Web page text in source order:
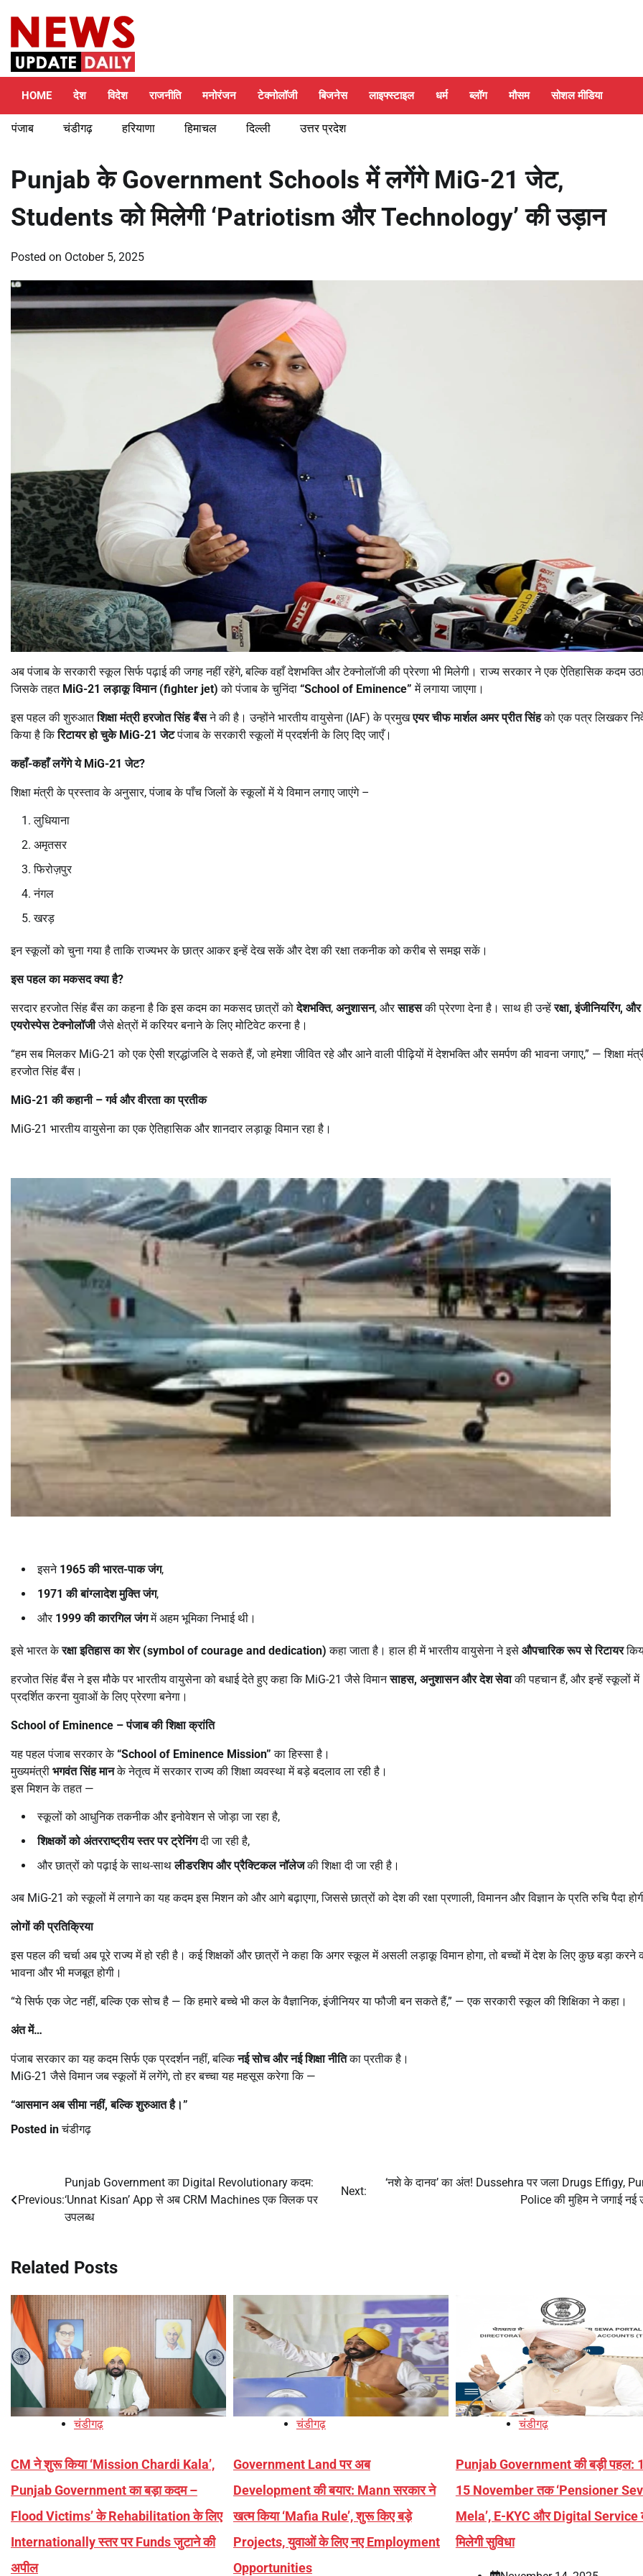
content
HOME देश विदेश राजनीति मनोरंजन टेक्नोलॉजी बिजनेस लाइफ्स्टाइल धर्म ब्लॉग मौसम सोशल मीडिया
पंजाब चंडीगढ़ हरियाणा हिमाचल दिल्ली उत्तर प्रदेश
Punjab के Government Schools में लगेंगे MiG-21 जेट,
Students को मिलेगी ‘Patriotism और Technology’ की उड़ान
Posted on October 5, 2025
अब पंजाब के सरकारी स्कूल सिर्फ पढ़ाई की जगह नहीं रहेंगे, बल्कि वहाँ देशभक्ति और टेक्नोलॉजी की प्रेरणा भी मिलेगी। राज्य सरकार ने एक ऐतिहासिक कदम
जिसके तहत MiG-21लड़ाकू विमान (fighter jet) को पंजाब के चुनिंदा “School of Eminence” में लगाया जाएगा।
इस पहल की शुरुआतशिक्षा मंत्री हरजोत सिंह बैंसने की है। उन्होंने भारतीय वायुसेना (IAF) के प्रमुखएयर चीफ मार्शल अमर प्रीत सिंहको एक पत्र लिखकर
किया है किरिटायर हो चुके MiG-21जेटपंजाब के सरकारी स्कूलों में प्रदर्शनी के लिए दिए जाएँ।
कहाँ-कहाँ लगेंगे ये MiG-21जेट?
शिक्षा मंत्री के प्रस्ताव के अनुसार, पंजाब के पाँच जिलों के स्कूलों में ये विमान लगाए जाएंगे –
लुधियाना
अमृतसर
फिरोज़पुर
नंगल
खरड़
इन स्कूलों को चुना गया है ताकि राज्यभर के छात्र आकर इन्हें देख सकें और देश की रक्षा तकनीक को करीब से समझ सकें।
इस पहल का मकसद क्या है?
सरदार हरजोत सिंह बैंस का कहना है कि इस कदम का मकसद छात्रों कोदेशभक्ति, अनुशासन, औरसाहसकी प्रेरणा देना है। साथ ही उन्हेंरक्षा,इंजीनियरिंग, और
एयरोस्पेस टेक्नोलॉजीजैसे क्षेत्रों में करियर बनाने के लिए मोटिवेट करना है।
“हम सब मिलकर MiG-21 को एक ऐसी श्रद्धांजलि दे सकते हैं, जो हमेशा जीवित रहे और आने वाली पीढ़ियों में देशभक्ति और समर्पण की भावना जगाए,” — शिक्षा
हरजोत सिंह बैंस।
MiG-21की कहानी –गर्व और वीरता का प्रतीक
MiG-21 भारतीय वायुसेना का एक ऐतिहासिक और शानदार लड़ाकू विमान रहा है।
इसने 1965की भारत-पाक जंग,
1971की बांग्लादेश मुक्ति जंग,
और 1999की कारगिल जंगमें अहम भूमिका निभाई थी।
इसे भारत केरक्षा इतिहास का शेर (symbol of courage and dedication) कहा जाता है। हाल ही में भारतीय वायुसेना ने इसे औपचारिक रूप से रिटायर
हरजोत सिंह बैंस ने इस मौके पर भारतीय वायुसेना को बधाई देते हुए कहा कि MiG-21 जैसे विमानसाहस, अनुशासन और देश सेवाकी पहचान हैं, और इन्हें स्कूलों में
प्रदर्शित करना युवाओं के लिए प्रेरणा बनेगा।
School of Eminence –पंजाब की शिक्षा क्रांति
यह पहल पंजाब सरकार के“School of Eminence Mission” का हिस्सा है।
मुख्यमंत्री भगवंत सिंह मानके नेतृत्व में सरकार राज्य की शिक्षा व्यवस्था में बड़े बदलाव ला रही है।
इस मिशन के तहत —
स्कूलों को आधुनिक तकनीक और इनोवेशन से जोड़ा जा रहा है,
शिक्षकों को अंतरराष्ट्रीय स्तर पर ट्रेनिंगदी जा रही है,
और छात्रों को पढ़ाई के साथ-साथलीडरशिप और प्रैक्टिकल नॉलेजकी शिक्षा दी जा रही है।
अब MiG-21 को स्कूलों में लगाने का यह कदम इस मिशन को और आगे बढ़ाएगा, जिससे छात्रों को देश की रक्षा प्रणाली, विमानन और विज्ञान के प्रति रुचि पैदा
लोगों की प्रतिक्रिया
इस पहल की चर्चा अब पूरे राज्य में हो रही है। कई शिक्षकों और छात्रों ने कहा कि अगर स्कूल में असली लड़ाकू विमान होगा, तो बच्चों में देश के लिए कुछ बड़ा करने
भावना और भी मजबूत होगी।
“ये सिर्फ एक जेट नहीं, बल्कि एक सोच है — कि हमारे बच्चे भी कल के वैज्ञानिक, इंजीनियर या फौजी बन सकते हैं,” — एक सरकारी स्कूल की शिक्षिका ने कहा।
अंत में…
पंजाब सरकार का यह कदम सिर्फ एक प्रदर्शन नहीं, बल्किनई सोच और नई शिक्षा नीतिका प्रतीक है।
MiG-21 जैसे विमान जब स्कूलों में लगेंगे, तो हर बच्चा यह महसूस करेगा कि —
“आसमान अब सीमा नहीं,बल्कि शुरुआत है।”
Posted inचंडीगढ़
navigation
Previous:
Punjab Government का Digital Revolutionary कदम:
‘Unnat Kisan’ App से अब CRM Machines एक क्लिक पर
उपलब्ध
Next:
‘नशे के दानव’ का अंत! Dussehra पर जला Drugs Effigy,
Police की मुहिम ने जगाई नई
Related Posts
चंडीगढ़
CM ने शुरू किया ‘Mission Chardi Kala’,
Punjab Government का बड़ा कदम –
Flood Victims’ के Rehabilitation के लिए
Internationally स्तर पर Funds जुटाने की
अपील
चंडीगढ़
Government Land पर अब
Development की बयार: Mann सरकार ने
खत्म किया ‘Mafia Rule’, शुरू किए बड़े
Projects, युवाओं के लिए नए Employment
Opportunities
चंडीगढ़
Punjab Government की बड़ी पहल:
15 November तक ‘Pensioner
Mela’, E-KYC और Digital Service
मिलेगी सुविधा